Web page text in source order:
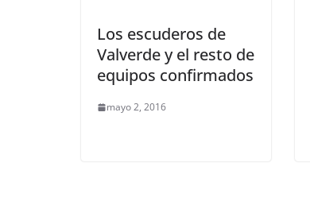
Los escuderos de
Valverde y el resto de
equipos confirmados
mayo 2, 2016